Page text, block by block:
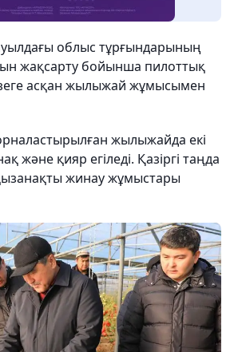
облыс тұрғындарының
жақсарту бойынша пилоттық
асқан жылыжай жұмысымен
жылыжайда екі
және қияр егіледі. Қазіргі таңда
жинау жұмыстары